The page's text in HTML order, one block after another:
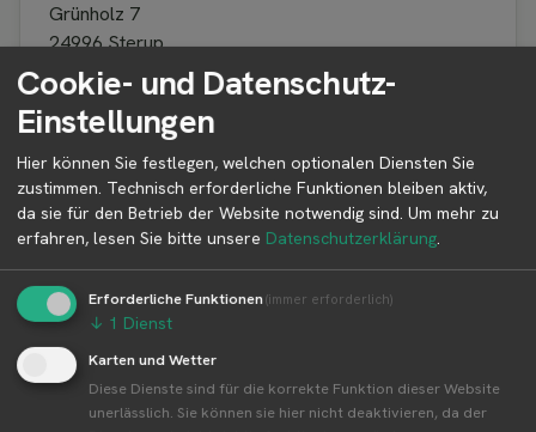
Grünholz 7
24996 Sterup
Schleswig-Holstein
Deutschland
Betreiber kontaktieren
Auf der Profilseite des Betreibers findest du weitere
Informationen zum Betreiber und
Kontaktmöglichkeiten.
👤︎ Profilseite
Cookie- und Datenschutz-
Einstellungen
Hier können Sie festlegen, welchen optionalen Diensten Sie
zustimmen. Technisch erforderliche Funktionen bleiben aktiv,
da sie für den Betrieb der Website notwendig sind. Um mehr zu
erfahren, lesen Sie bitte unsere Datenschutzerklärung.
Erforderliche Funktionen(immer erforderlich)
↓ 1 Dienst
Karten und Wetter
Diese Dienste sind für die korrekte Funktion dieser Website
unerlässlich. Sie können sie hier nicht deaktivieren, da der